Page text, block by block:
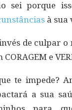
sei porque
à sua
de culpar o
CORAGEM e
te impede?
a sua